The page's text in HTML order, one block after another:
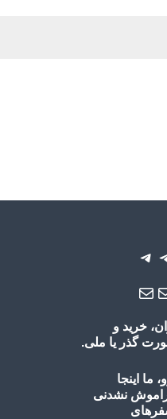
تلگرام
ایمیل
خرید و
گذر یا ملی.
ما اینجا
نشدنی